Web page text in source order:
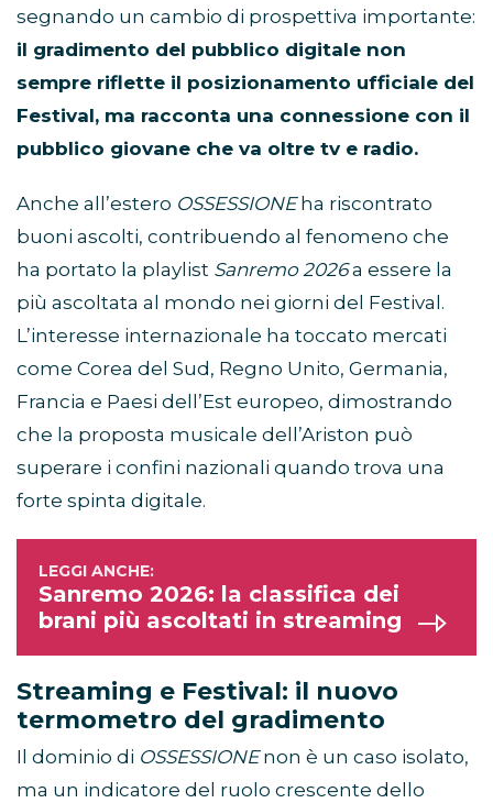
segnando un cambio di prospettiva importante:
il gradimento del pubblico digitale non
sempre riflette il posizionamento ufficiale del
Festival, ma racconta una connessione con il
pubblico giovane che va oltre tv e radio.
Anche all’estero OSSESSIONEha riscontrato
buoni ascolti, contribuendo al fenomeno che
ha portato la playlist Sanremo 2026a essere la
più ascoltata al mondo nei giorni del Festival.
L’interesse internazionale ha toccato mercati
come Corea del Sud, Regno Unito, Germania,
Francia e Paesi dell’Est europeo, dimostrando
che la proposta musicale dell’Ariston può
superare i confini nazionali quando trova una
forte spinta digitale.
Sanremo 2026: la classifica dei
brani più ascoltati in streaming
Streaming e Festival: il nuovo
termometro del gradimento
Il dominio di OSSESSIONEnon è un caso isolato,
ma un indicatore del ruolo crescente dello